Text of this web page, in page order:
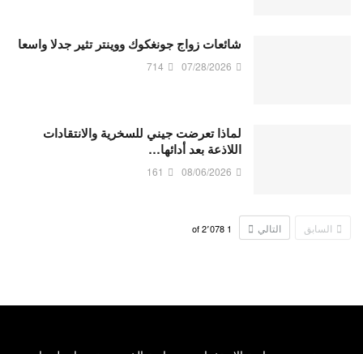
شائعات زواج جونغكوك ووينتر تثير جدلا واسعا
07/28/2026
714
لماذا تعرضت جيني للسخرية والانتقادات
اللاذعة بعد أدائها…
08/06/2026
161
السابق التالي 1 2٬078